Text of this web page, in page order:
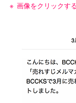
画像をクリックす